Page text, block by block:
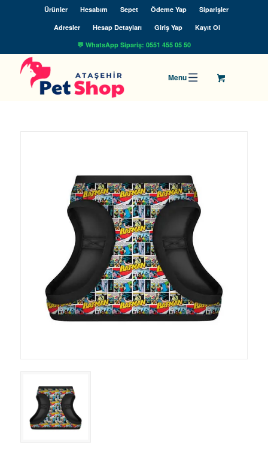
Ürünler Hesabım Sepet Ödeme Yap
Siparişler
Adresler
Hesap Detayları Giriş Yap
Kayıt Ol
💬 WhatsApp Sipariş: 0551 455 05 50